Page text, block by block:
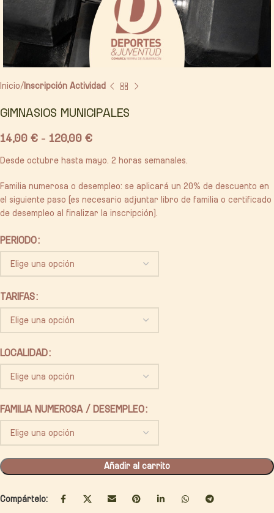
Inicio Inscripción Actividad
GIMNASIOS MUNICIPALES
14,00 € - 120,00 €
Desde octubre hasta mayo. 2 horas semanales.
Familia numerosa o desempleo: se aplicará un 20% de descuento en
el siguiente paso (es necesario adjuntar libro de familia o certificado
de desempleo al finalizar la inscripción).
PERIODO
TARIFAS
LOCALIDAD
FAMILIA NUMEROSA / DESEMPLEO
Añadir al carrito
Compártelo: